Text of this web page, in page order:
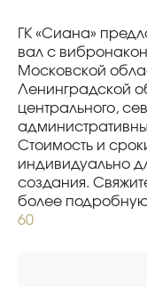
ГК «Сиана»
вал с
Московской
Ленинградской
центрального,
Стоимость и
индивидуально
создания.
более
60